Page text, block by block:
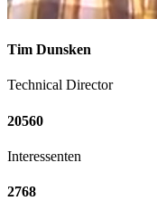
Tim Dunsken
Technical Director
20560
Interessenten
2768